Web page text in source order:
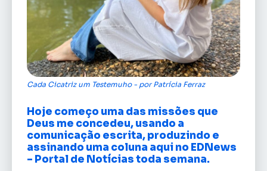
Cada Cicatriz um Testemuho - por Patrícia Ferraz
Hoje começo uma das missões que
Deus me concedeu, usando a
comunicação escrita, produzindo e
assinando uma coluna aqui no EDNews
– Portal de Notícias toda semana.